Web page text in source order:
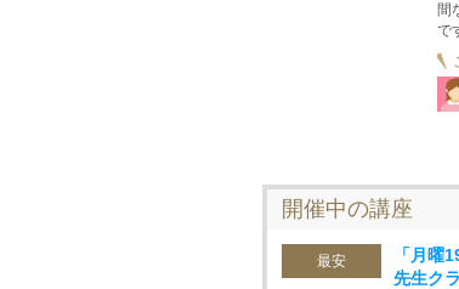
間
で
開催中の講座
最安
「月曜
先生ク